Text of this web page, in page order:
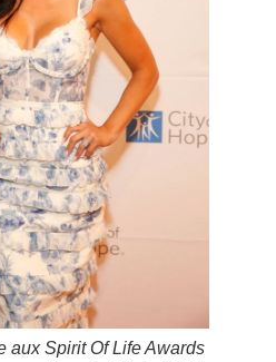
aux Spirit Of Life Awards